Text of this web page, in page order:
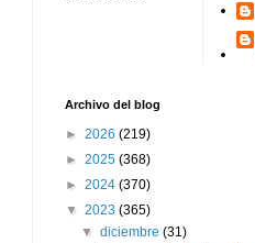
Archivo del blog
► 2026 (219)
► 2025 (368)
► 2024 (370)
▼ 2023 (365)
▼diciembre(31)